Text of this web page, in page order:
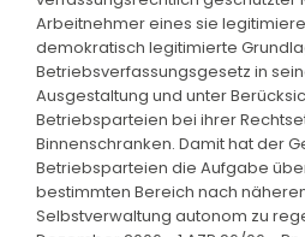
Arbeitnehmer eines sie
demokratisch legitimierte
Betriebsverfassungsgesetz in
Ausgestaltung und unter
Betriebsparteien bei ihrer
Binnenschranken. Damit hat der
Betriebsparteien die Aufgabe
bestimmten Bereich nach
Selbstverwaltung autonom zu